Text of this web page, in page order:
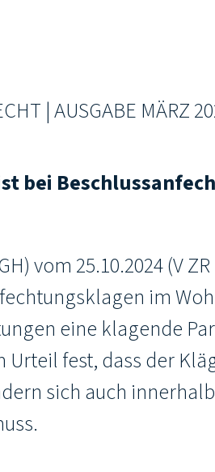
| AUSGABE MÄRZ
bei
vom 25.10.2024 (V
im
eine klagende
Urteil fest, dass der
sich auch